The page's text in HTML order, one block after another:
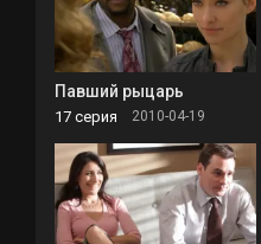
Павший рыцарь
17 серия 2010-04-19